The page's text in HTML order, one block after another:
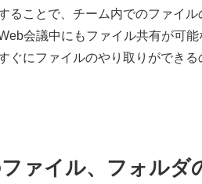
ることで、チーム内でのファイ
会議中にもファイル共有が可
ぐにファイルのやり取りができる
ァイル、フォルダ